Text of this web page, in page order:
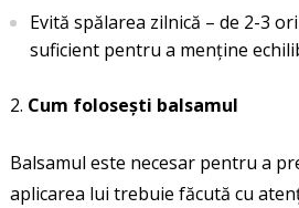
Evită spălarea zilnică – de 2-3
suficient pentru a menține
Cum folosești balsamul
Balsamul este necesar pentru a
aplicarea lui trebuie făcută cu